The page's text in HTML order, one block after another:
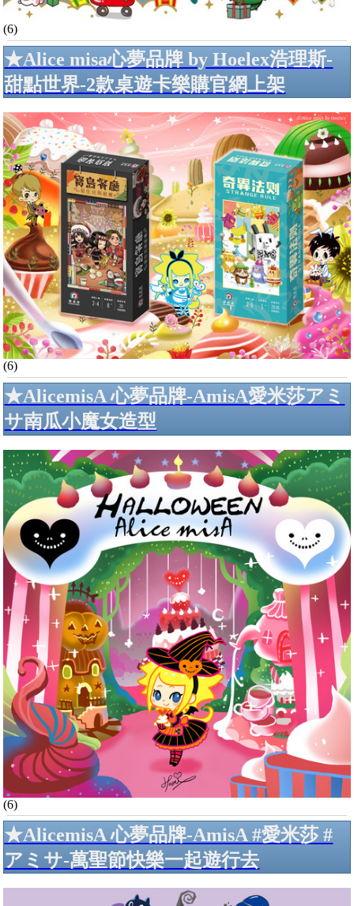
(6)
★Alice misa心夢品牌 by Hoelex浩理斯-
甜點世界-2款桌遊卡樂購官網上架
(6)
★AlicemisA 心夢品牌-AmisA愛米莎アミ
サ南瓜小魔女造型
(6)
★AlicemisA 心夢品牌-AmisA #愛米莎 #
アミサ-萬聖節快樂一起遊行去